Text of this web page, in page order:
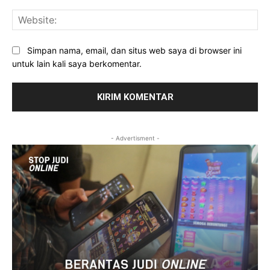
Simpan nama, email, dan situs web saya di browser ini
untuk lain kali saya berkomentar.
- Advertisment -